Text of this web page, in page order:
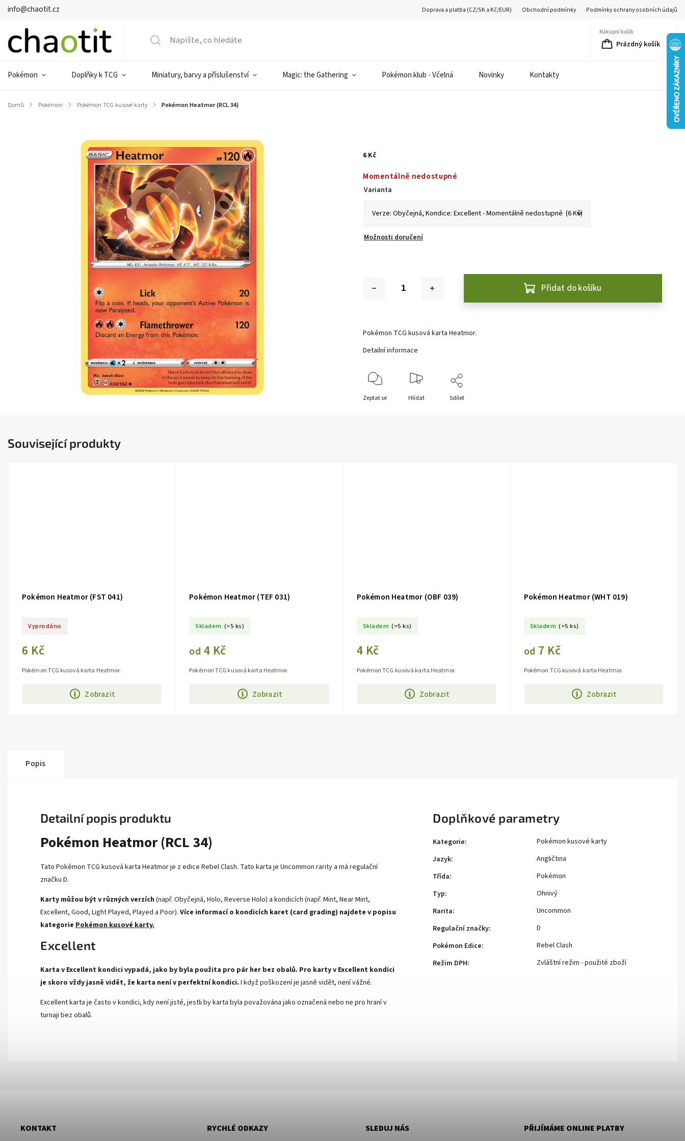
info@chaotit.cz Doprava a platba (CZ/SK a Kč/EUR) Obchodní podmínky Podmínky ochrany osobních údajů
Nákupní košík
Prázdný košík
Pokémon Doplňky k TCG Miniatury, barvy a příslušenství Magic: the Gathering Pokémon klub - Včelná Novinky Kontakty
Domů / Pokémon / Pokémon TCG kusové karty / Pokémon Heatmor (RCL 34)
6 Kč
Momentálně nedostupné
Varianta
Možnosti doručení
Přidat do košíku
Pokémon TCG kusová karta Heatmor.
Detailní informace
Zeptat se Hlídat Sdílet
Související produkty
Pokémon Heatmor (FST 041)
Vyprodáno
6 Kč
Zobrazit
Pokémon TCG kusová karta Heatmor.
Pokémon Heatmor (TEF 031)
Skladem (>5 ks)
od 4 Kč
Zobrazit
Pokémon TCG kusová karta Heatmor.
Pokémon Heatmor (OBF 039)
Skladem (>5 ks)
4 Kč
Zobrazit
Pokémon TCG kusová karta Heatmor.
Pokémon Heatmor (WHT 019)
Skladem (>5 ks)
od 7 Kč
Zobrazit
Pokémon TCG kusová karta Heatmor.
Popis
Detailní popis produktu
Pokémon Heatmor (RCL 34)
Tato Pokémon TCG kusová karta Heatmor je z edice Rebel Clash. Tato karta je Uncommon rarity a má regulační
značku D.
Karty můžou být v různých verzích (např. Obyčejná, Holo, Reverse Holo) a kondicích (např. Mint, Near Mint,
Excellent, Good, Light Played, Played a Poor). Více informací o kondicích karet (card grading) najdete v popisu
kategorie Pokémon kusové karty.
Excellent
Karta v Excellent kondici vypadá, jako by byla použita pro pár her bez obalů. Pro karty v Excellent kondici
je skoro vždy jasně vidět, že karta není v perfektní kondici. I když poškození je jasně vidět, není vážné.
Excellent karta je často v kondici, kdy není jisté, jestli by karta byla považována jako označená nebo ne pro hraní v
turnaji bez obalů.
Doplňkové parametry
Kategorie:
Pokémon kusové karty
Jazyk:
Angličtina
Třída:
Pokémon
Typ:
Ohnivý
Rarita:
Uncommon
Regulační značky:
D
Pokémon Edice:
Rebel Clash
Režim DPH: Zvláštní režim - použité zboží
KONTAKT RYCHLÉ ODKAZY SLEDUJ NÁS PŘIJÍMÁME ONLINE PLATBY